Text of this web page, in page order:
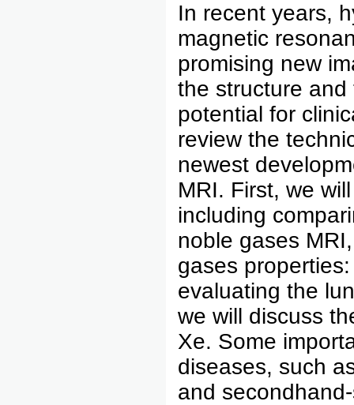
In recent years,
magnetic
promising new
the structure
potential for
review the
newest
MRI. First, we
including
noble gases
gases
evaluating the
we will discuss
Xe. Some
diseases, such
and